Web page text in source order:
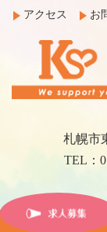
アクセス
お
札幌市
TEL：